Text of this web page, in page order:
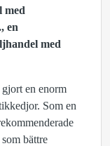
med
en
med
en enorm
Som en
bättre